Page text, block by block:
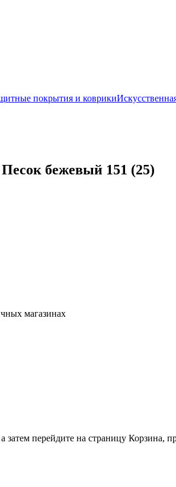
покрытия и коврики
бежевый 151 (25)
магазинах
перейдите на страницу Корзина,